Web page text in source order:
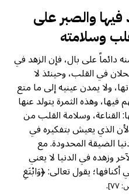
فيها والصبر على
وسلامته
دائماً على بال، فإن الزهد في
في القلب، وحينئذ لا
ولا يمدن عينيه إلى ما متع
وهذه الثمرة يتولد عنها
القناعة، وسلامة القلب من
الذي يعيش بتفكيره في
الضيقة المحدودة. مع
وزهده في الدنيا لا يعني
يقول تعالى: ﴿وَابْتَغِ
.